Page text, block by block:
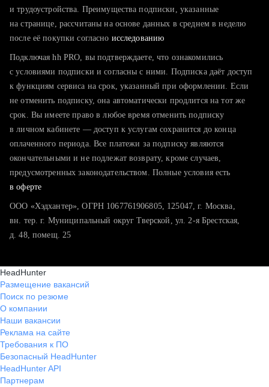
тратите много времени на поиск и вручную поднимаете
хотите сравнить себя с конкурентами и оценить шансы
и трудоустройства. Преимущества подписки, указанные
на странице, рассчитаны на основе данных в среднем в неделю
после её покупки согласно исследованию
Подключая hh PRO, вы подтверждаете, что ознакомились
с условиями подписки и согласны с ними. Подписка даёт доступ
к функциям сервиса на срок, указанный при оформлении. Если
не отменить подписку, она автоматически продлится на тот же
срок. Вы имеете право в любое время отменить подписку
в личном кабинете — доступ к услугам сохранится до конца
оплаченного периода. Все платежи за подписку являются
окончательными и не подлежат возврату, кроме случаев,
предусмотренных законодательством. Полные условия есть
в оферте
ООО «Хэдхантер», ОГРН 1067761906805, 125047, г. Москва,
вн. тер. г. Муниципальный округ Тверской, ул. 2-я Брестская,
д. 48, помещ. 25
HeadHunter
Размещение вакансий
Поиск по резюме
О компании
Наши вакансии
Реклама на сайте
Требования к ПО
Безопасный HeadHunter
HeadHunter API
Партнерам